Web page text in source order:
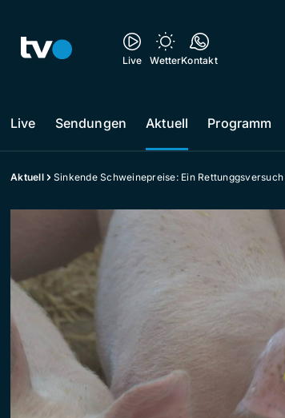
Live WetterKontakt
Live Sendungen Aktuell Programm
Aktuell Sinkende Schweinepreise: Ein